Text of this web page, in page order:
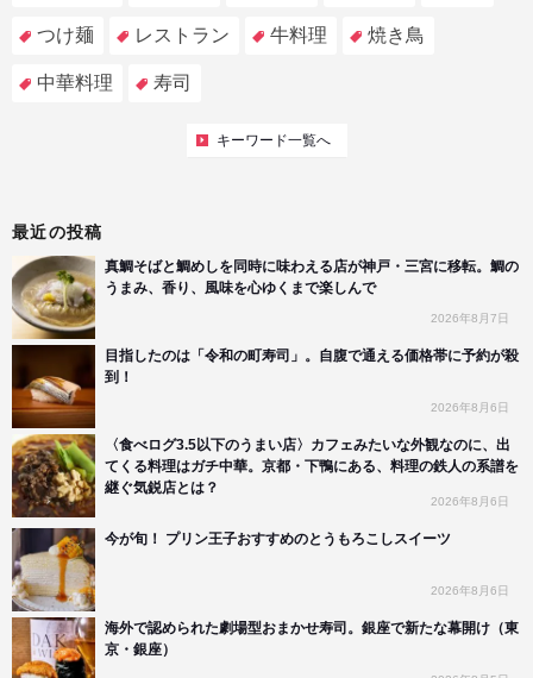
つけ麺 レストラン 牛料理 焼き鳥
中華料理 寿司
キーワード一覧へ
最近の投稿
真鯛そばと鯛めしを同時に味わえる店が神戸・三宮に移転。鯛の
うまみ、香り、風味を心ゆくまで楽しんで
2026年8月7日
目指したのは「令和の町寿司」。自腹で通える価格帯に予約が殺
到！
2026年8月6日
〈食べログ3.5以下のうまい店〉カフェみたいな外観なのに、出
てくる料理はガチ中華。京都・下鴨にある、料理の鉄人の系譜を
継ぐ気鋭店とは？
2026年8月6日
今が旬！ プリン王子おすすめのとうもろこしスイーツ
2026年8月6日
海外で認められた劇場型おまかせ寿司。銀座で新たな幕開け（東
京・銀座）